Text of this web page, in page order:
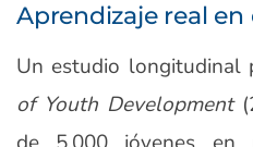
Aprendizaje real
Un estudio longitudinal
of Youth Development